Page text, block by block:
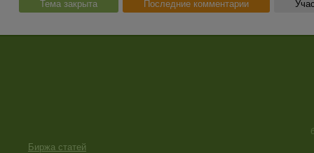
Тема закрыта Последние комментарии
Биржа статей